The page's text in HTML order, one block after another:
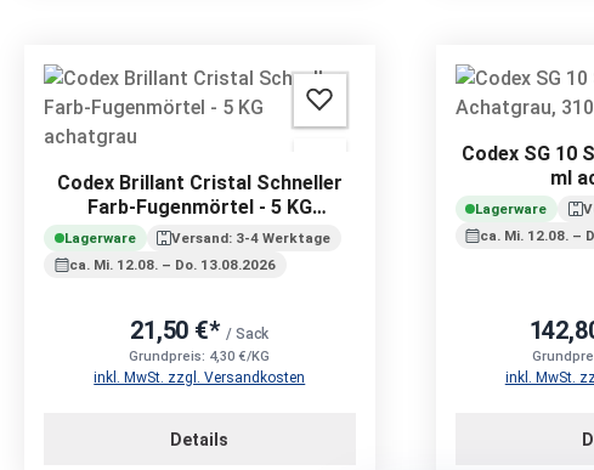
Codex Brillant Cristal Schneller
Farb-Fugenmörtel - 5 KG
achatgrau
Lagerware
Versand: 3-4 Werktage
ca. Mi. 12.08. – Do. 13.08.2026
21,50 €* / Sack
Grundpreis: 4,30 €/KG
inkl. MwSt. zzgl. Versandkosten
Details
Codex SG 10
ml
Lagerware
ca. Mi. 12.08. –
inkl. MwSt.